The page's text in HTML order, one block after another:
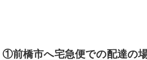
①前橋市へ宅急便での配達の